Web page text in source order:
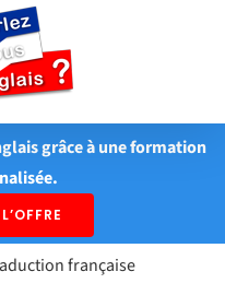
grâce à une formation
française